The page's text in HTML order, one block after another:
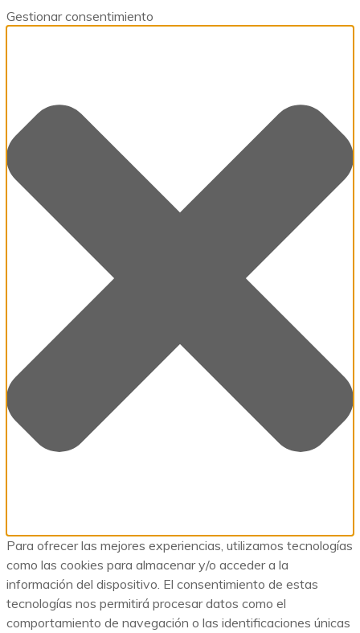
Gestionar consentimiento
Para ofrecer las mejores experiencias, utilizamos tecnologías
como las cookies para almacenar y/o acceder a la
información del dispositivo. El consentimiento de estas
tecnologías nos permitirá procesar datos como el
comportamiento de navegación o las identificaciones únicas